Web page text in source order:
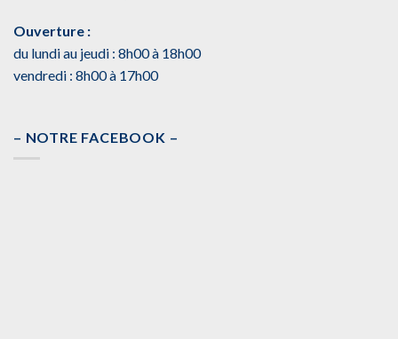
Ouverture :
du lundi au jeudi : 8h00 à 18h00
vendredi : 8h00 à 17h00
– NOTRE FACEBOOK –